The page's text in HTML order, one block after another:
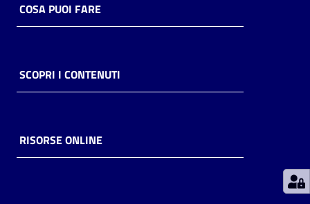
Archivio
Decentrate
COSA PUOI FARE
SCOPRI I CONTENUTI
RISORSE ONLINE